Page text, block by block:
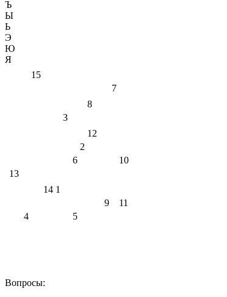
Ъ
Ы
Ь
Э
Ю
Я
15
7
8
3
12
2
6
10
13
14 1
9
11
4
5
Вопросы: